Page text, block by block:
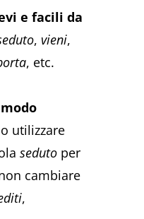
e facili da
, vieni,
, etc.
utilizzare
seduto per
cambiare
,